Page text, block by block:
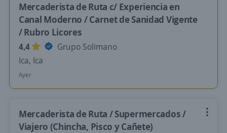
Mercaderista de Ruta c/ Experiencia en
Canal Moderno / Carnet de Sanidad Vigente
/ Rubro Licores
4,4
Grupo Solimano
Ica, Ica
Ayer
Mercaderista de Ruta / Supermercados /
Viajero (Chincha, Pisco y Cañete)